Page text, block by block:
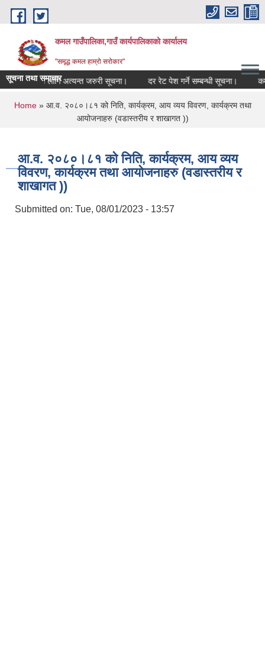
Skip to main content
कमल गाउँपालिका,गाउँ कार्यपालिकाको कार्यालय
"समृद्ध कमल हाम्रो सरोकार"
सूचना तथा समाचार
कृषकहरूका लागि अत्यन्त जरुरी सूचना। दर रेट पेश गर्ने सम्बन्धी सूचना। कमल
You are here
Home» आ.व. २०८०।८१ को निति, कार्यक्रम, आय व्यय विवरण, कार्यक्रम तथा
आयोजनाहरु (वडास्तरीय र शाखागत ))
आ.व. २०८०।८१ को निति, कार्यक्रम, आय व्यय
विवरण, कार्यक्रम तथा आयोजनाहरु (वडास्तरीय र
शाखागत ))
Submitted on: Tue, 08/01/2023 - 13:57